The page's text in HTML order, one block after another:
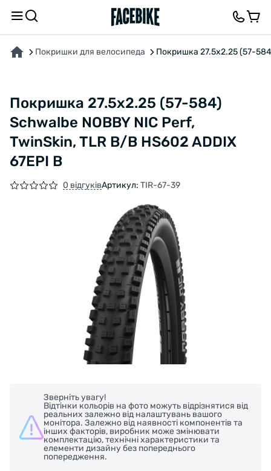
Покришки для велосипеда Покришка 27.5x2.25 (57-
Покришка 27.5x2.25 (57-584)
Schwalbe NOBBY NIC Perf,
TwinSkin, TLR B/B HS602 ADDIX
67EPI B
0 відгуківАртикул: TIR-67-39
Зверніть увагу!
Відтінки кольорів на фото можуть відрізнятися від
реальних залежно від налаштувань вашого
монітора. Залежно від наявності компонентів та
інших факторів, виробник може змінювати
комплектацію, технічні характеристики та
елементи дизайну без попереднього
попередження.
ПРО ТОВАР ХАРАКТЕРИСТИКИОПИС ВІДГУКИ ТА ЗАПИТАННЯ